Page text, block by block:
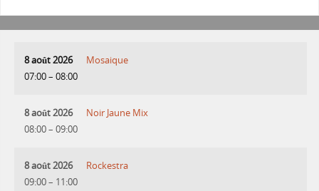
8 août 2026
07:00– 08:00
Mosaique
8 août 2026
08:00– 09:00
Noir Jaune Mix
8 août 2026
09:00– 11:00
Rockestra